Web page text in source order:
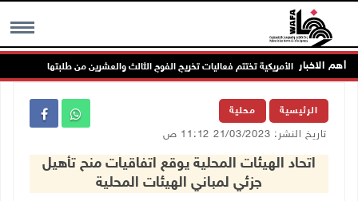
MENU أهم الاخبار
العربية الأمريكية تختتم فعاليات تخريج الفوج الثالث والعشرين من طلبتها
الرئيسية محلية
تاريخ النشر: 21/03/2023 11:12 ص
اتحاد الهيئات المحلية يوقع اتفاقيات منح تأهيل
جزئي لمباني الهيئات المحلية